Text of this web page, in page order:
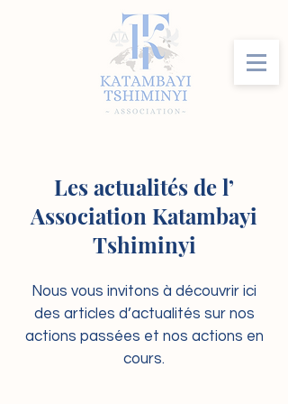
Les actualités de l’
Association Katambayi
Tshiminyi
Nous vous invitons à découvrir ici
des articles d’actualités sur nos
actions passées et nos actions en
cours.